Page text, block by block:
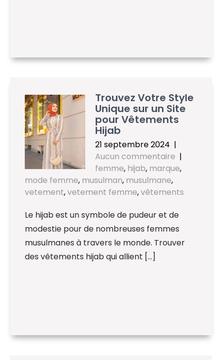
Trouvez Votre Style
Unique sur un Site
pour Vêtements
Hijab
21 septembre 2024 |
Aucun commentaire |
femme, hijab, marque,
mode femme, musulman, musulmane,
vetement,vetement femme,vêtements
Le hijab est un symbole de pudeur et de
modestie pour de nombreuses femmes
musulmanes à travers le monde. Trouver
des vêtements hijab qui allient […]